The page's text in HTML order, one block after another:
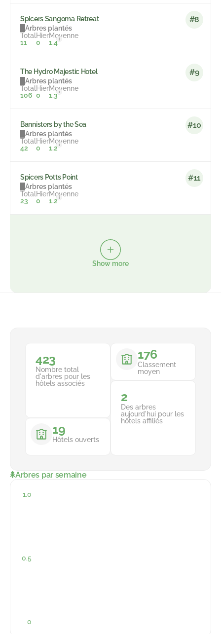
#8
Spicers Sangoma Retreat
Arbres plantés
Total
11
Hier
0
Moyenne
1.4 i
#9
The Hydro Majestic Hotel
Arbres plantés
Total
106
Hier
0
Moyenne
1.3 i
#10
Bannisters by the Sea
Arbres plantés
Total
42
Hier
0
Moyenne
1.2 i
#11
Spicers Potts Point
Arbres plantés
Total
23
Hier
0
Moyenne
1.2 i
Show more
Nombre total
d'arbres pour les
hôtels associés
549
Classement
moyen
176
Des arbres
aujourd'hui pour les
hôtels affiliés
2
Hôtels ouverts
19
Arbres par semaine